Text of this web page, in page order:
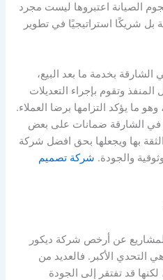
الصيانة اعتبروها ليست مجرد
شريكًا استراتيجيًا في تطوير
بخدمة ما بعد البيع،
وتقوم بإجراء التعديلات
ما يؤكد التزامها برضا العملاء.
الشارقة ضمانات على بعض
بها ويجعلها بحق افضل شركة
والجودة. شركة تصميم
عن أرخص شركة ديكور
التحدي الأكبر. فالعديد من
قد تفتقر إلى الجودة